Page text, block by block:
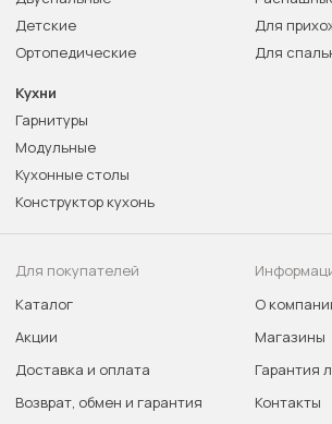
Детские
Ортопедические
Для
Для
Кухни
Гарнитуры
Модульные
Кухонные столы
Конструктор кухонь
Для покупателей
Каталог
Акции
Доставка и оплата
Возврат, обмен и гарантия
О
Магазины
Гарантия
Контакты